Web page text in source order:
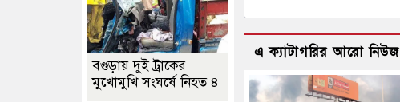
এ ক্যাটাগরির আরো নিউজ
বগুড়ায় দুই ট্রাকের
মুখোমুখি সংঘর্ষে নিহত ৪